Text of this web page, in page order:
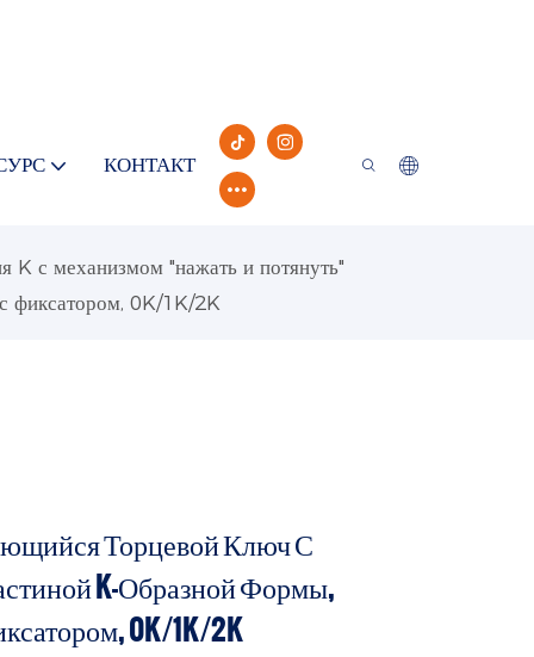
КОНТАКТ
K с механизмом "нажать и потянуть"
фиксатором, 0K/1K/2K
Торцевой Ключ С
K-Образной Формы,
0K/1K/2K